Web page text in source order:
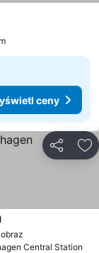
ceny
Central Station